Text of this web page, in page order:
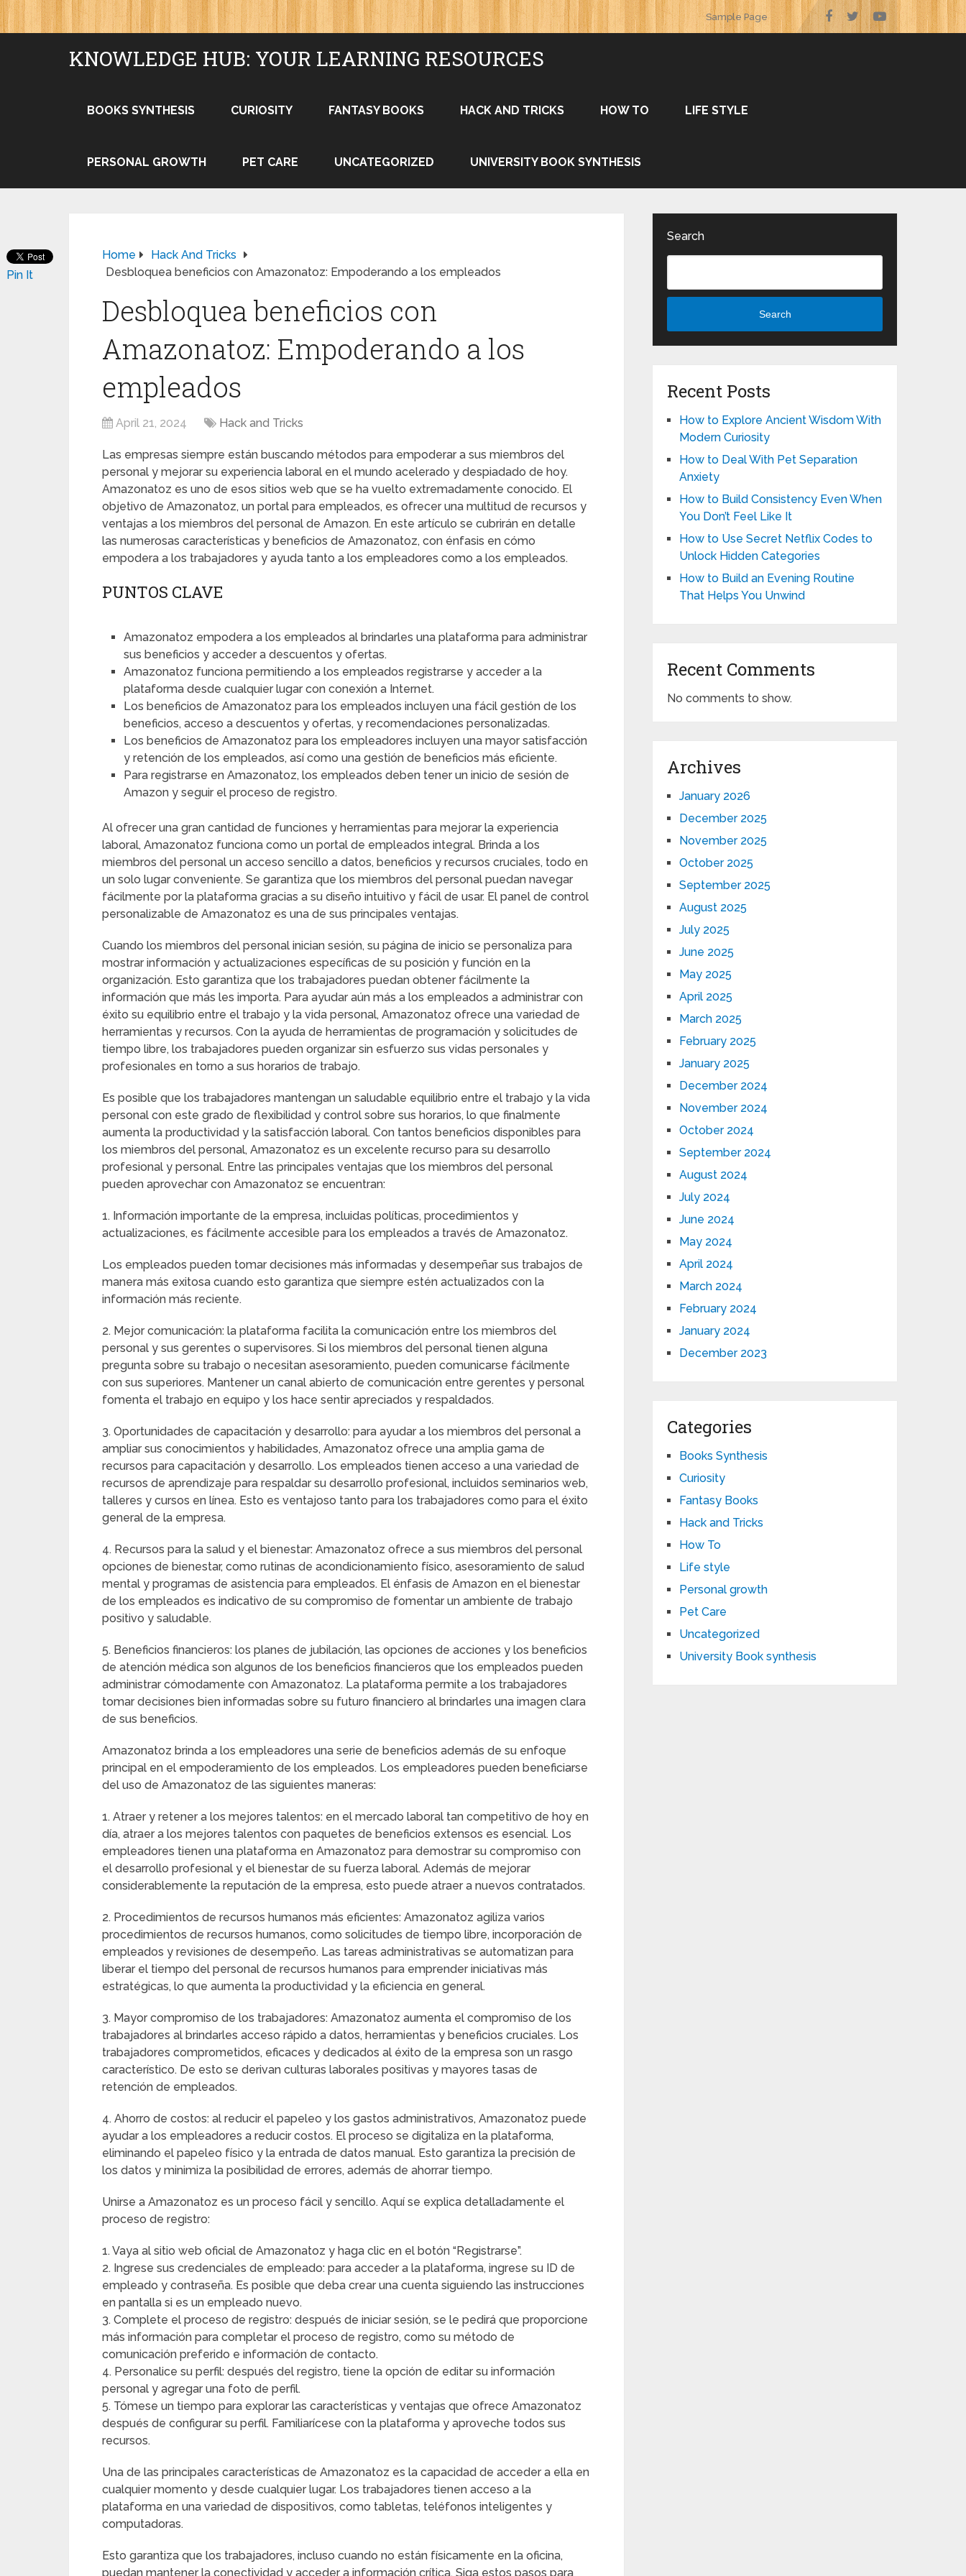
Sample Page
KNOWLEDGE HUB: YOUR LEARNING RESOURCES
BOOKS SYNTHESIS CURIOSITY FANTASY BOOKS HACK AND TRICKS HOW TO LIFE STYLE
PERSONAL GROWTH PET CARE UNCATEGORIZED UNIVERSITY BOOK SYNTHESIS
Home
Hack And Tricks
Desbloquea beneficios con Amazonatoz: Empoderando a los empleados
Desbloquea beneficios con
Amazonatoz: Empoderando a los
empleados
April 21, 2024 Hack and Tricks
Las empresas siempre están buscando métodos para empoderar a sus miembros del
personal y mejorar su experiencia laboral en el mundo acelerado y despiadado de hoy.
Amazonatoz es uno de esos sitios web que se ha vuelto extremadamente conocido. El
objetivo de Amazonatoz, un portal para empleados, es ofrecer una multitud de recursos y
ventajas a los miembros del personal de Amazon. En este artículo se cubrirán en detalle
las numerosas características y beneficios de Amazonatoz, con énfasis en cómo
empodera a los trabajadores y ayuda tanto a los empleadores como a los empleados.
PUNTOS CLAVE
Amazonatoz empodera a los empleados al brindarles una plataforma para administrar
sus beneficios y acceder a descuentos y ofertas.
Amazonatoz funciona permitiendo a los empleados registrarse y acceder a la
plataforma desde cualquier lugar con conexión a Internet.
Los beneficios de Amazonatoz para los empleados incluyen una fácil gestión de los
beneficios, acceso a descuentos y ofertas, y recomendaciones personalizadas.
Los beneficios de Amazonatoz para los empleadores incluyen una mayor satisfacción
y retención de los empleados, así como una gestión de beneficios más eficiente.
Para registrarse en Amazonatoz, los empleados deben tener un inicio de sesión de
Amazon y seguir el proceso de registro.
Al ofrecer una gran cantidad de funciones y herramientas para mejorar la experiencia
laboral, Amazonatoz funciona como un portal de empleados integral. Brinda a los
miembros del personal un acceso sencillo a datos, beneficios y recursos cruciales, todo en
un solo lugar conveniente. Se garantiza que los miembros del personal puedan navegar
fácilmente por la plataforma gracias a su diseño intuitivo y fácil de usar. El panel de control
personalizable de Amazonatoz es una de sus principales ventajas.
Cuando los miembros del personal inician sesión, su página de inicio se personaliza para
mostrar información y actualizaciones específicas de su posición y función en la
organización. Esto garantiza que los trabajadores puedan obtener fácilmente la
información que más les importa. Para ayudar aún más a los empleados a administrar con
éxito su equilibrio entre el trabajo y la vida personal, Amazonatoz ofrece una variedad de
herramientas y recursos. Con la ayuda de herramientas de programación y solicitudes de
tiempo libre, los trabajadores pueden organizar sin esfuerzo sus vidas personales y
profesionales en torno a sus horarios de trabajo.
Es posible que los trabajadores mantengan un saludable equilibrio entre el trabajo y la vida
personal con este grado de flexibilidad y control sobre sus horarios, lo que finalmente
aumenta la productividad y la satisfacción laboral. Con tantos beneficios disponibles para
los miembros del personal, Amazonatoz es un excelente recurso para su desarrollo
profesional y personal. Entre las principales ventajas que los miembros del personal
pueden aprovechar con Amazonatoz se encuentran:
1. Información importante de la empresa, incluidas políticas, procedimientos y
actualizaciones, es fácilmente accesible para los empleados a través de Amazonatoz.
Los empleados pueden tomar decisiones más informadas y desempeñar sus trabajos de
manera más exitosa cuando esto garantiza que siempre estén actualizados con la
información más reciente.
2. Mejor comunicación: la plataforma facilita la comunicación entre los miembros del
personal y sus gerentes o supervisores. Si los miembros del personal tienen alguna
pregunta sobre su trabajo o necesitan asesoramiento, pueden comunicarse fácilmente
con sus superiores. Mantener un canal abierto de comunicación entre gerentes y personal
fomenta el trabajo en equipo y los hace sentir apreciados y respaldados.
3. Oportunidades de capacitación y desarrollo: para ayudar a los miembros del personal a
ampliar sus conocimientos y habilidades, Amazonatoz ofrece una amplia gama de
recursos para capacitación y desarrollo. Los empleados tienen acceso a una variedad de
recursos de aprendizaje para respaldar su desarrollo profesional, incluidos seminarios web,
talleres y cursos en línea. Esto es ventajoso tanto para los trabajadores como para el éxito
general de la empresa.
4. Recursos para la salud y el bienestar: Amazonatoz ofrece a sus miembros del personal
opciones de bienestar, como rutinas de acondicionamiento físico, asesoramiento de salud
mental y programas de asistencia para empleados. El énfasis de Amazon en el bienestar
de los empleados es indicativo de su compromiso de fomentar un ambiente de trabajo
positivo y saludable.
5. Beneficios financieros: los planes de jubilación, las opciones de acciones y los beneficios
de atención médica son algunos de los beneficios financieros que los empleados pueden
administrar cómodamente con Amazonatoz. La plataforma permite a los trabajadores
tomar decisiones bien informadas sobre su futuro financiero al brindarles una imagen clara
de sus beneficios.
Amazonatoz brinda a los empleadores una serie de beneficios además de su enfoque
principal en el empoderamiento de los empleados. Los empleadores pueden beneficiarse
del uso de Amazonatoz de las siguientes maneras:
1. Atraer y retener a los mejores talentos: en el mercado laboral tan competitivo de hoy en
día, atraer a los mejores talentos con paquetes de beneficios extensos es esencial. Los
empleadores tienen una plataforma en Amazonatoz para demostrar su compromiso con
el desarrollo profesional y el bienestar de su fuerza laboral. Además de mejorar
considerablemente la reputación de la empresa, esto puede atraer a nuevos contratados.
2. Procedimientos de recursos humanos más eficientes: Amazonatoz agiliza varios
procedimientos de recursos humanos, como solicitudes de tiempo libre, incorporación de
empleados y revisiones de desempeño. Las tareas administrativas se automatizan para
liberar el tiempo del personal de recursos humanos para emprender iniciativas más
estratégicas, lo que aumenta la productividad y la eficiencia en general.
3. Mayor compromiso de los trabajadores: Amazonatoz aumenta el compromiso de los
trabajadores al brindarles acceso rápido a datos, herramientas y beneficios cruciales. Los
trabajadores comprometidos, eficaces y dedicados al éxito de la empresa son un rasgo
característico. De esto se derivan culturas laborales positivas y mayores tasas de
retención de empleados.
4. Ahorro de costos: al reducir el papeleo y los gastos administrativos, Amazonatoz puede
ayudar a los empleadores a reducir costos. El proceso se digitaliza en la plataforma,
eliminando el papeleo físico y la entrada de datos manual. Esto garantiza la precisión de
los datos y minimiza la posibilidad de errores, además de ahorrar tiempo.
Unirse a Amazonatoz es un proceso fácil y sencillo. Aquí se explica detalladamente el
proceso de registro:
1. Vaya al sitio web oficial de Amazonatoz y haga clic en el botón “Registrarse”.
2. Ingrese sus credenciales de empleado: para acceder a la plataforma, ingrese su ID de
empleado y contraseña. Es posible que deba crear una cuenta siguiendo las instrucciones
en pantalla si es un empleado nuevo.
3. Complete el proceso de registro: después de iniciar sesión, se le pedirá que proporcione
más información para completar el proceso de registro, como su método de
comunicación preferido e información de contacto.
4. Personalice su perfil: después del registro, tiene la opción de editar su información
personal y agregar una foto de perfil.
5. Tómese un tiempo para explorar las características y ventajas que ofrece Amazonatoz
después de configurar su perfil. Familiarícese con la plataforma y aproveche todos sus
recursos.
Una de las principales características de Amazonatoz es la capacidad de acceder a ella en
cualquier momento y desde cualquier lugar. Los trabajadores tienen acceso a la
plataforma en una variedad de dispositivos, como tabletas, teléfonos inteligentes y
computadoras.
Esto garantiza que los trabajadores, incluso cuando no están físicamente en la oficina,
puedan mantener la conectividad y acceder a información crítica. Siga estos pasos para
Pin It
Search
Search
Recent Posts
How to Explore Ancient Wisdom With
Modern Curiosity
How to Deal With Pet Separation
Anxiety
How to Build Consistency Even When
You Don’t Feel Like It
How to Use Secret Netflix Codes to
Unlock Hidden Categories
How to Build an Evening Routine
That Helps You Unwind
Recent Comments
No comments to show.
Archives
January 2026
December 2025
November 2025
October 2025
September 2025
August 2025
July 2025
June 2025
May 2025
April 2025
March 2025
February 2025
January 2025
December 2024
November 2024
October 2024
September 2024
August 2024
July 2024
June 2024
May 2024
April 2024
March 2024
February 2024
January 2024
December 2023
Categories
Books Synthesis
Curiosity
Fantasy Books
Hack and Tricks
How To
Life style
Personal growth
Pet Care
Uncategorized
University Book synthesis